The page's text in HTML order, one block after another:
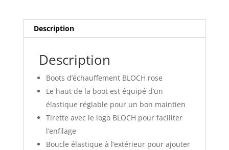
Description
Description
Boots d’échauffement BLOCH rose
Le haut de la boot est équipé d’un
élastique réglable pour un bon maintien
Tirette avec le logo BLOCH pour faciliter
l’enfilage
Boucle élastique à l’extérieur pour ajouter